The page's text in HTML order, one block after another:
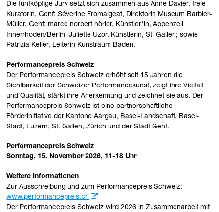
Die fünfköpfige Jury setzt sich zusammen aus Anne Davier, freie
Kuratorin, Genf; Séverine Fromaigeat, Direktorin Museum Barbier-
Müller, Genf; marce norbert hörler, Künstler*in, Appenzell
Innerrhoden/Berlin; Juliette Uzor, Künstlerin, St. Gallen; sowie
Patrizia Keller, Leiterin Kunstraum Baden.
Performancepreis Schweiz
Der Performancepreis Schweiz erhöht seit 15 Jahren die
Sichtbarkeit der Schweizer Performancekunst, zeigt ihre Vielfalt
und Qualität, stärkt ihre Anerkennung und zeichnet sie aus. Der
Performancepreis Schweiz ist eine partnerschaftliche
Förderinitiative der Kantone Aargau, Basel-Landschaft, Basel-
Stadt, Luzern, St. Gallen, Zürich und der Stadt Genf.
Performancepreis Schweiz
Sonntag, 15. November 2026, 11-18 Uhr
Weitere Informationen
Zur Ausschreibung und zum Performancepreis Schweiz:
www.performancepreis.ch
Der Performancepreis Schweiz wird 2026 in Zusammenarbeit mit